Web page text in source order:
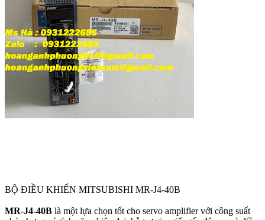
BỘ ĐIỀU KHIỂN MITSUBISHI MR-J4-40B
MR-J4-40B là một lựa chọn tốt cho servo amplifier với công suất